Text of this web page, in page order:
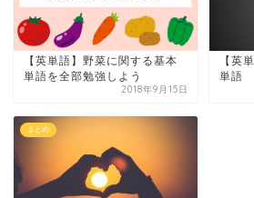
【英単語】野菜に関する基本
単語を全部勉強しよう
2018年9月15日
【英
単語
まとめ